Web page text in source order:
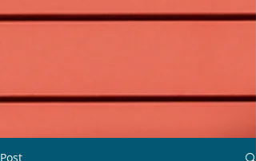
Post